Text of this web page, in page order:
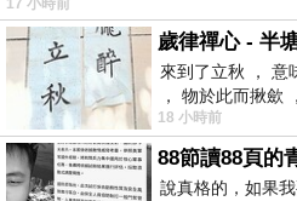
17 小時前
歲律禪心 - 半
來到了立秋 ， 意
， 物於此而揪歛
18 小時前
88節讀88頁的
說真格的，如果